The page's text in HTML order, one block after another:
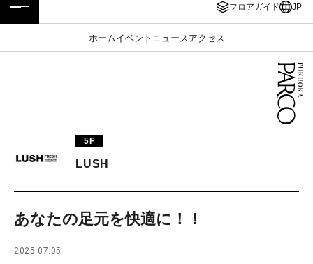
フロアガイド JP
ホームイベント ニュース アクセス
レストラン・カフェ
ภาษาไทย
5F
LUSH
あなたの足元を快適に！！
2025.07.05